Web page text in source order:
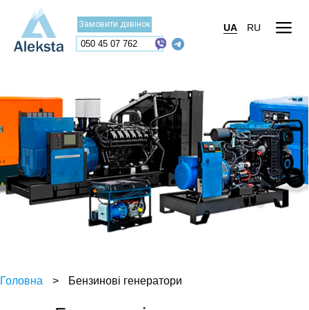
Замовити дзвінок
050 45 07 762
UA RU
Головна > Бензинові генератори